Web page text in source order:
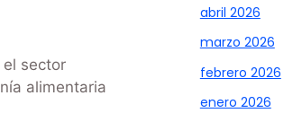
sector
alimentaria
abril 2026
marzo 2026
febrero 2026
enero 2026